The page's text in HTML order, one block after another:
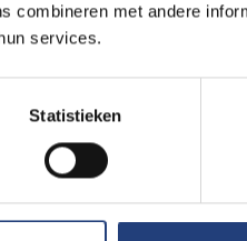
combineren met andere
services.
Statistieken